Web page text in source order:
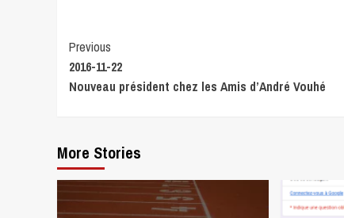
Continue
Reading
Previous
2016-11-22
Nouveau président chez les Amis d’André Vouhé
More Stories